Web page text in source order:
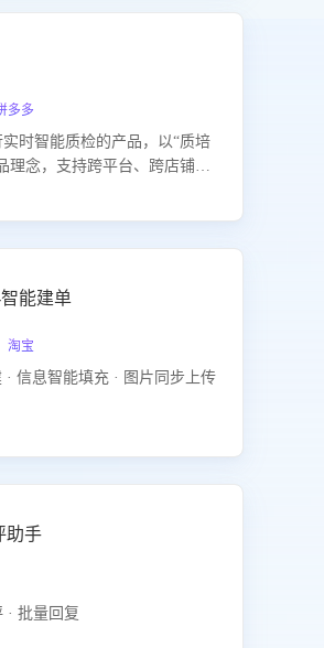
多
时智能质检的产品，以“质培
理念，支持跨平台、跨店铺的
的销服能力。
能建单
宝
信息智能填充 · 图片同步上传
助手
· 批量回复